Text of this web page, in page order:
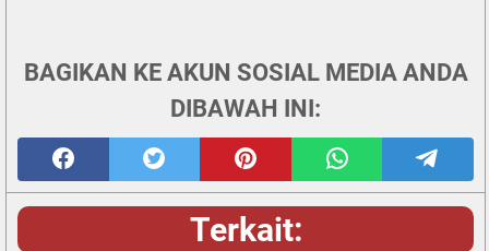
BAGIKAN KE AKUN SOSIAL MEDIA ANDA
DIBAWAH INI:
Terkait: